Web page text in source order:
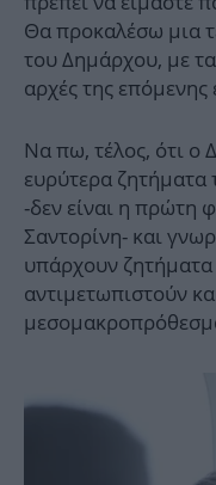
Θα προκαλέσω μια
του Δημάρχου, με
αρχές της
Να πω, τέλος, ότι ο
ευρύτερα ζητήματα
-δεν είναι η πρώτη
Σαντορίνη- και
υπάρχουν
αντιμετωπιστούν